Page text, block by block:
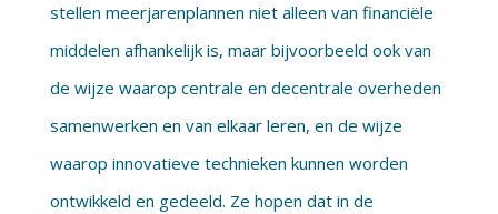
stellen meerjarenplannen niet alleen van financiële
middelen afhankelijk is, maar bijvoorbeeld ook van
de wijze waarop centrale en decentrale overheden
samenwerken en van elkaar leren, en de wijze
waarop innovatieve technieken kunnen worden
ontwikkeld en gedeeld. Ze hopen dat in de